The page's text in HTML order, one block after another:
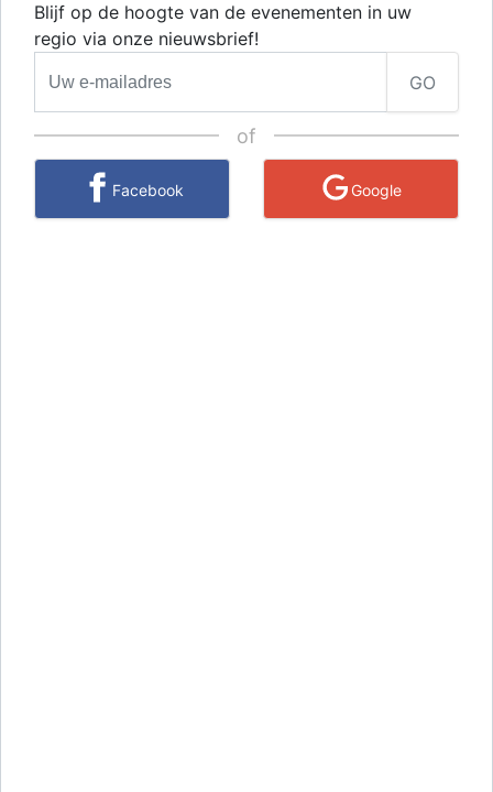
Blijf op de hoogte van de evenementen in uw
regio via onze nieuwsbrief!
GO
of
Facebook Google